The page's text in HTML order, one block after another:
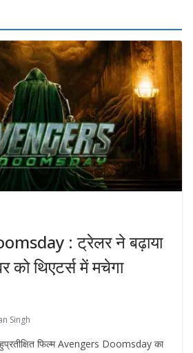
: ट्रेलर ने बढ़ाया
को थिएटर्स में मचेगा
Singh
फिल्म Avengers Doomsday का